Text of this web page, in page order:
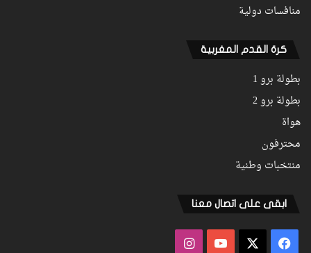
منافسات دولية
كرة القدم المغربية
بطولة برو 1
بطولة برو 2
هواة
محترفون
منتخبات وطنية
ابقى على اتصال معنا
فيسبوك ‫YouTubeانستقرام